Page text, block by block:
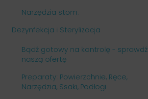
Narzędzia stom.
Dezynfekcja i Sterylizacja
Bądź gotowy na kontrolę - sprawdź
naszą ofertę
Preparaty: Powierzchnie, Ręce,
Narzędzia, Ssaki, Podłogi